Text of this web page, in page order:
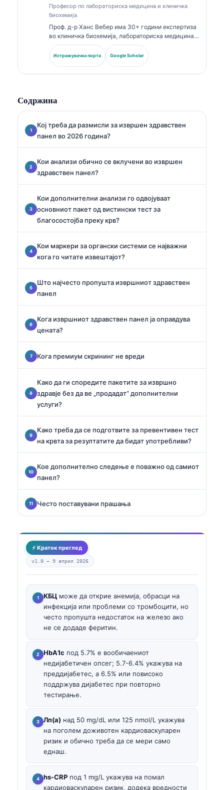
Професор по лабораториска медицина и клиничка
биохемија
Проф. д-р Ханс Вебер има 30+ години експертиза
во клиничка биохемија, лабораториска медицина и
истражување на биомаркери. Поранешен
претседател на Германското друштво за клиничка
хемија, тој се специјализира за анализа на
Истражувачка порта Google Scholar
Содржина
Кој треба да размисли за извршен здравствен
панел во 2026 година?
Кои анализи обично се вклучени во извршен
здравствен панел?
Кои дополнителни анализи го одвојуваат
основниот пакет од вистински тест за
благосостојба преку крв?
Кои маркери за органски системи се најважни
кога го читате извештајот?
Што најчесто пропушта извршниот здравствен
панел
Кога извршниот здравствен панел ја оправдува
цената?
Кога премиум скрининг не вреди
Како да ги споредите пакетите за извршно
здравје без да ве „продадат“ дополнителни
услуги?
Како треба да се подготвите за превентивен тест
на крвта за резултатите да бидат употребливи?
Кое дополнително следење е поважно од самиот
панел?
Често поставувани прашања
⚡ Краток преглед
v1.0 — 9 април 2026
КБЦ може да открие анемија, обрасци на
инфекција или проблеми со тромбоцити, но
често пропушта недостаток на железо ако
не се додаде феритин.
HbA1c под 5.7% е вообичаениот
недијабетичен опсег; 5.7-6.4% укажува на
преддијабетес, а 6.5% или повисоко
поддржува дијабетес при повторно
тестирање.
Лп(а) над 50 mg/dL или 125 nmol/L укажува
на поголем доживотен кардиоваскуларен
ризик и обично треба да се мери само
еднаш.
hs-CRP под 1 mg/L укажува на помал
кардиоваскуларен ризик, додека вредности